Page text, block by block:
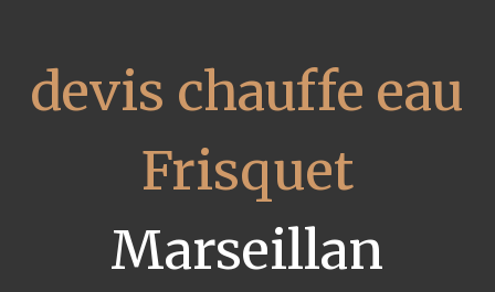
devis chauffe eau
Frisquet
Marseillan